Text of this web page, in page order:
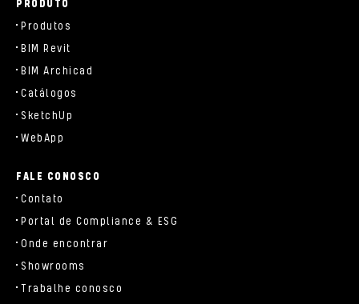
PRODUTO
Produtos
BIM Revit
BIM Archicad
Catálogos
SketchUp
WebApp
FALE CONOSCO
Contato
Portal de Compliance & ESG
Onde encontrar
Showrooms
Trabalhe conosco